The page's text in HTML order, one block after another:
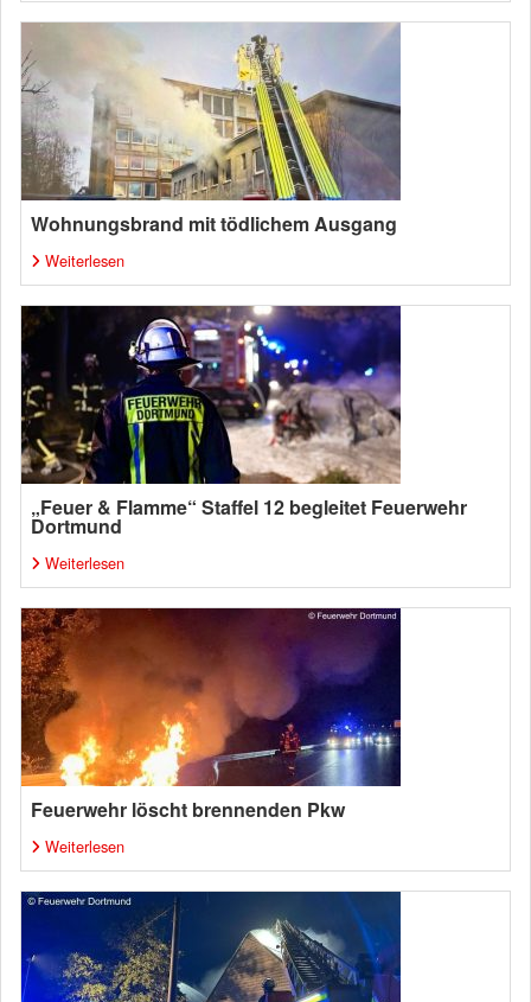
Wohnungsbrand mit tödlichem Ausgang
Weiterlesen
„Feuer & Flamme“ Staffel 12 begleitet Feuerwehr
Dortmund
Weiterlesen
Feuerwehr löscht brennenden Pkw
Weiterlesen